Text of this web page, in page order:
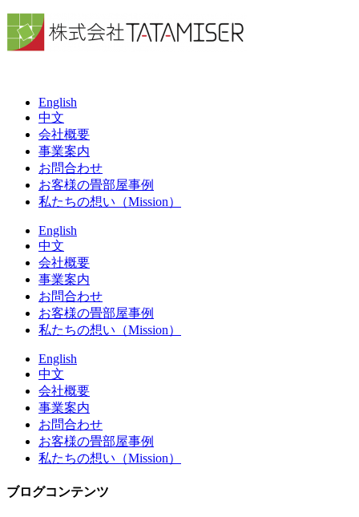
English
中文
会社概要
事業案内
お問合わせ
お客様の畳部屋事例
私たちの想い（Mission）
English
中文
会社概要
事業案内
お問合わせ
お客様の畳部屋事例
私たちの想い（Mission）
English
中文
会社概要
事業案内
お問合わせ
お客様の畳部屋事例
私たちの想い（Mission）
ブログコンテンツ